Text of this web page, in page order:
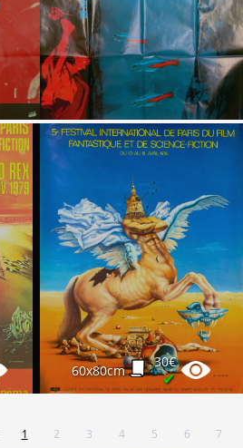
60x80cm
30€
✔
1 2 3 4 5 6
7